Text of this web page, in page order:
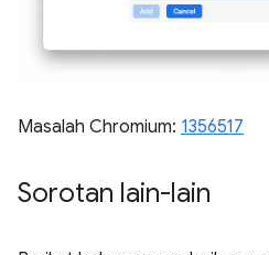
Masalah Chromium: 1356517
Sorotan lain-lain